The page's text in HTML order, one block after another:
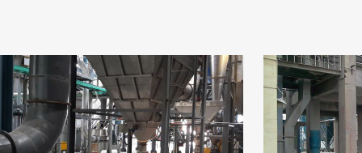
客户现场案
CUSTOMER SITE